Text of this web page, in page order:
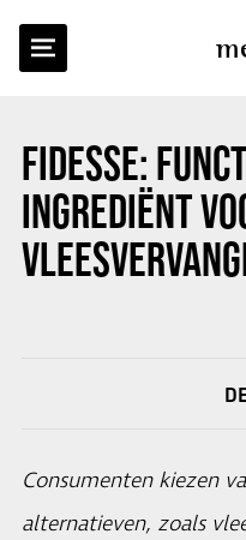
FIDESSE:
INGREDIËNT
TERUG NAAR OVERZICHT
Consumenten kiezen
alternatieven, zoals